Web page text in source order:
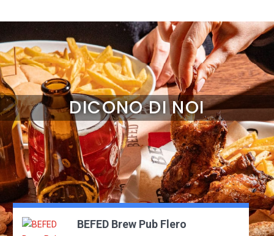
DICONO DI NOI
BEFED Brew Pub Flero